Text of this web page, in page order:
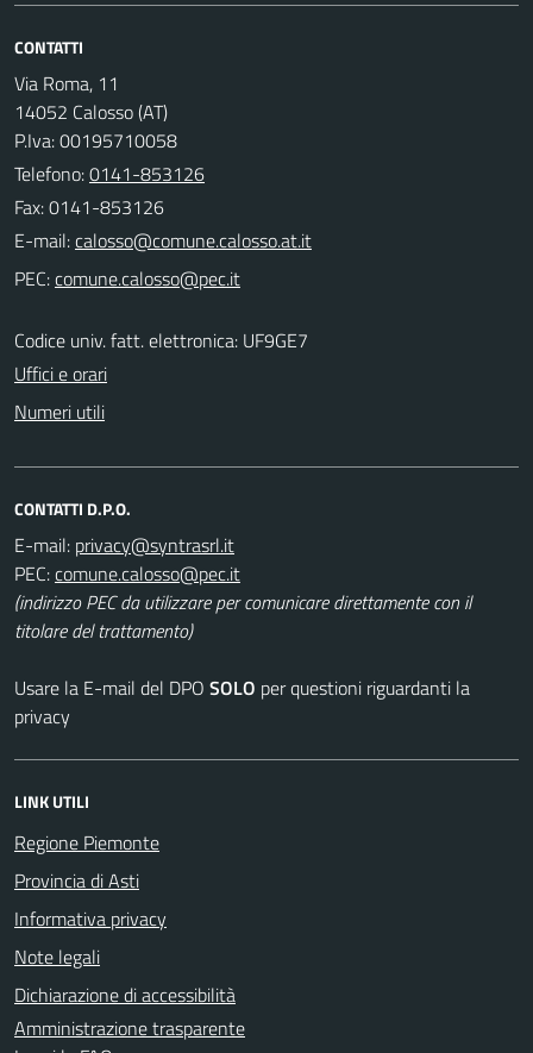
CONTATTI
Via Roma, 11
14052 Calosso (AT)
P.Iva: 00195710058
Telefono:0141-853126
Fax: 0141-853126
E-mail:
PEC:
Codice univ. fatt. elettronica: UF9GE7
Uffici e orari
Numeri utili
CONTATTI D.P.O.
E-mail:
PEC:
(indirizzo PEC da utilizzare per comunicare direttamente con il
titolare del trattamento)
Usare la E-mail del DPO SOLO per questioni riguardanti la
privacy
LINK UTILI
Regione Piemonte
Provincia di Asti
Informativa privacy
Note legali
Dichiarazione di accessibilità
Amministrazione trasparente